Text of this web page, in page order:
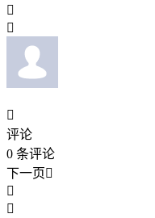



评论
0 条评论
下一页

